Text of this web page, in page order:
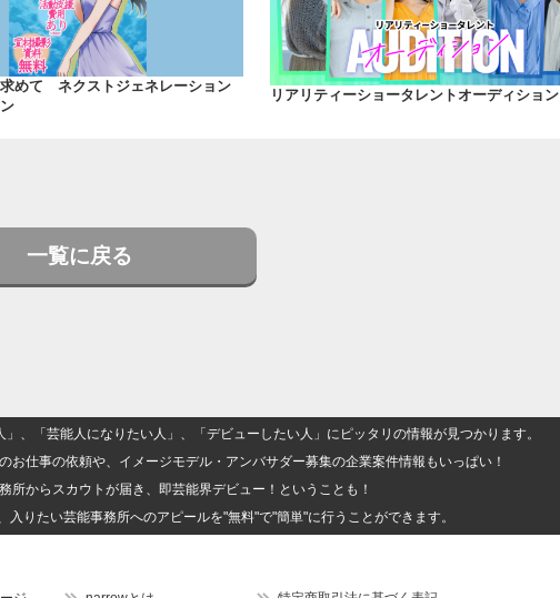
めて ネクストジェネレーション
リアリティーショータレントオーディション
一覧に戻る
、「芸能人になりたい人」、「デビューしたい人」にピッタリの情報が見つかります。
仕事の依頼や、イメージモデル・アンバサダー募集の企業案件情報もいっぱい！
所からスカウトが届き、即芸能界デビュー！ということも！
りたい芸能事務所へのアピールを"無料"で"簡単"に行うことができます。